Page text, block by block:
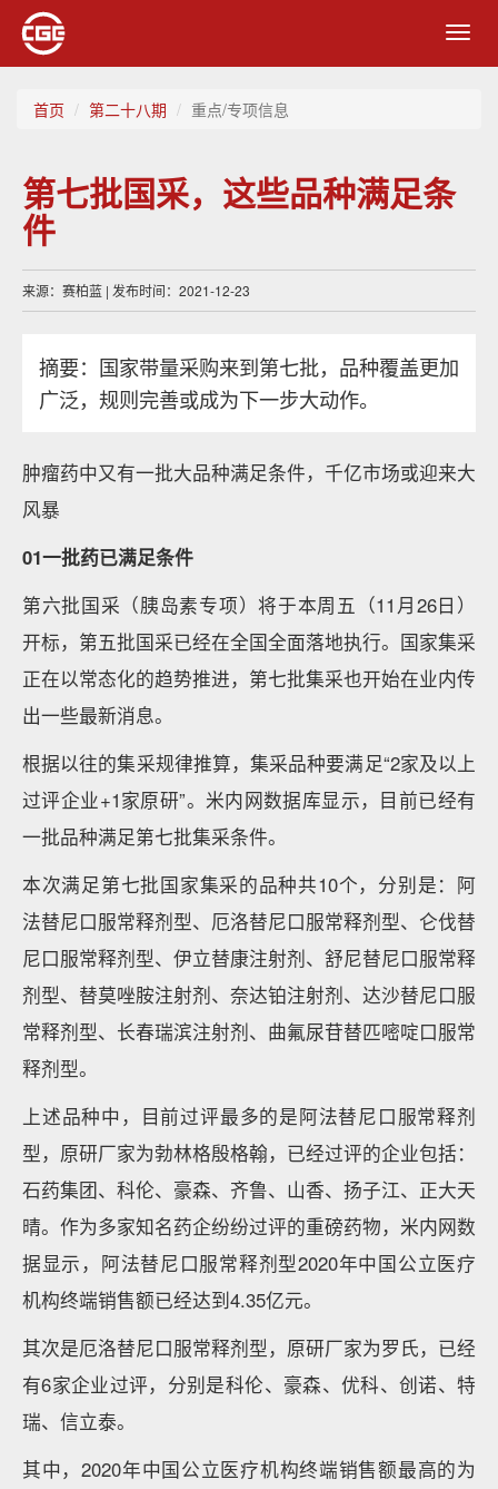
首页 第二十八期 重点/专项信息
第七批国采，这些品种满足条
件
来源：赛柏蓝 | 发布时间：2021-12-23
摘要：国家带量采购来到第七批，品种覆盖更加
广泛，规则完善或成为下一步大动作。
肿瘤药中又有一批大品种满足条件，千亿市场或迎来大
风暴
01一批药已满足条件
第六批国采（胰岛素专项）将于本周五（11月26日）
开标，第五批国采已经在全国全面落地执行。国家集采
正在以常态化的趋势推进，第七批集采也开始在业内传
出一些最新消息。
根据以往的集采规律推算，集采品种要满足“2家及以上
过评企业+1家原研”。米内网数据库显示，目前已经有
一批品种满足第七批集采条件。
本次满足第七批国家集采的品种共10个，分别是：阿
法替尼口服常释剂型、厄洛替尼口服常释剂型、仑伐替
尼口服常释剂型、伊立替康注射剂、舒尼替尼口服常释
剂型、替莫唑胺注射剂、奈达铂注射剂、达沙替尼口服
常释剂型、长春瑞滨注射剂、曲氟尿苷替匹嘧啶口服常
释剂型。
上述品种中，目前过评最多的是阿法替尼口服常释剂
型，原研厂家为勃林格殷格翰，已经过评的企业包括：
石药集团、科伦、豪森、齐鲁、山香、扬子江、正大天
晴。作为多家知名药企纷纷过评的重磅药物，米内网数
据显示，阿法替尼口服常释剂型2020年中国公立医疗
机构终端销售额已经达到4.35亿元。
其次是厄洛替尼口服常释剂型，原研厂家为罗氏，已经
有6家企业过评，分别是科伦、豪森、优科、创诺、特
瑞、信立泰。
其中，2020年中国公立医疗机构终端销售额最高的为